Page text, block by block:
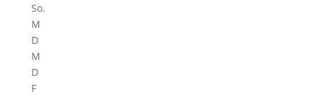
So.
M
D
M
D
F